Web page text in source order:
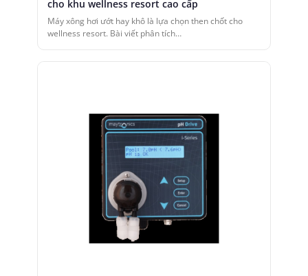
cho khu wellness resort cao cấp
Máy xông hơi ướt hay khô là lựa chọn then chốt cho
wellness resort. Bài viết phân tích…